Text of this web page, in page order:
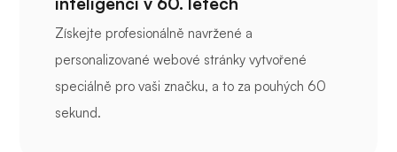
Získejte profesionálně navržené a
personalizované webové stránky vytvořené
speciálně pro vaši značku, a to za pouhých 60
sekund.